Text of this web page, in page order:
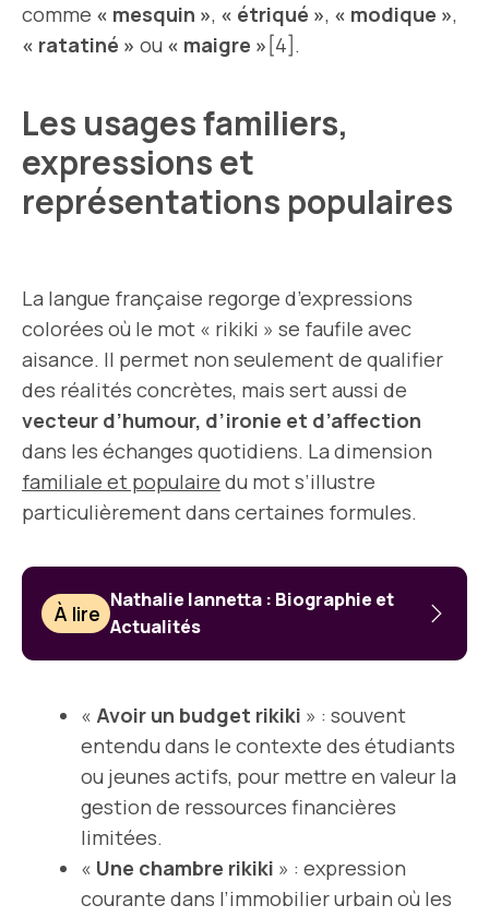
comme « mesquin », « étriqué », « modique »,
« ratatiné » ou « maigre » [4].
Les usages familiers,
expressions et
représentations populaires
La langue française regorge d’expressions
colorées où le mot « rikiki » se faufile avec
aisance. Il permet non seulement de qualifier
des réalités concrètes, mais sert aussi de
vecteur d’humour, d’ironie et d’affection
dans les échanges quotidiens. La dimension
familiale et populaire du mot s’illustre
particulièrement dans certaines formules.
À lire
Nathalie Iannetta : Biographie et
Actualités
« Avoir un budget rikiki » : souvent
entendu dans le contexte des étudiants
ou jeunes actifs, pour mettre en valeur la
gestion de ressources financières
limitées.
« Une chambre rikiki » : expression
courante dans l’immobilier urbain où les